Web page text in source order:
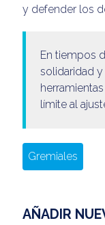
y defender los
En tiempos
solidaridad
límite al
Gremiales
AÑADIR